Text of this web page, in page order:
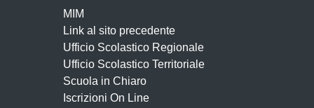
MIM
Link al sito precedente
Ufficio Scolastico Regionale
Ufficio Scolastico Territoriale
Scuola in Chiaro
Iscrizioni On Line